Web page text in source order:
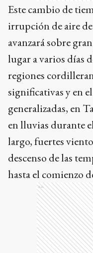
Este cambio de
irrupción de aire
avanzará sobre
lugar a varios días
regiones
significativas y en
generalizadas, en
en lluvias durante
largo, fuertes
descenso de las
hasta el comienzo
Ads